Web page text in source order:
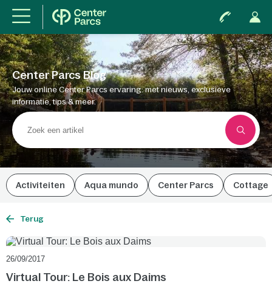
Center Parcs Blog
Jouw online Center Parcs ervaring: met nieuws, exclusieve
informatie, tips & meer.
Activiteiten Aqua mundo Center Parcs Cottage
Terug
26/09/2017
Virtual Tour: Le Bois aux Daims